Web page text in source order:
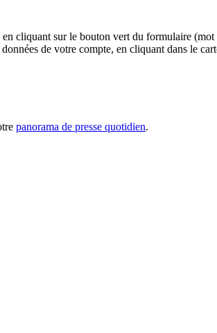
cliquant sur le bouton vert du formulaire (mot
de votre compte, en cliquant dans le
panorama de presse quotidien.